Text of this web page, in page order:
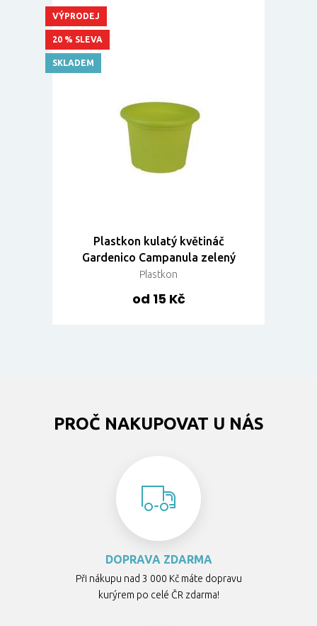
Plastkon kulatý květináč
Gardenico Campanula zelený
Plastkon
od 15 Kč
VÝPRODEJ
20 % SLEVA
SKLADEM
PROČ NAKUPOVAT U NÁS
DOPRAVA ZDARMA
Při nákupu nad 3 000 Kč máte dopravu
kurýrem po celé ČR zdarma!